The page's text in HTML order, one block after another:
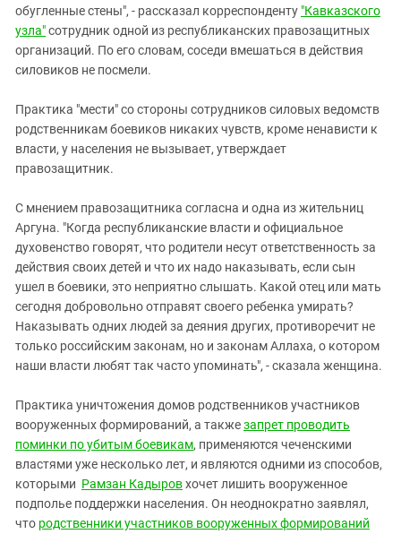
обугленные стены", - рассказал корреспонденту "Кавказского
узла"сотрудник одной из республиканских правозащитных
организаций. По его словам, соседи вмешаться в действия
силовиков не посмели.
Практика "мести" со стороны сотрудников силовых ведомств
родственникам боевиков никаких чувств, кроме ненависти к
власти, у населения не вызывает, утверждает
правозащитник.
С мнением правозащитника согласна и одна из жительниц
Аргуна. "Когда республиканские власти и официальное
духовенство говорят, что родители несут ответственность за
действия своих детей и что их надо наказывать, если сын
ушел в боевики, это неприятно слышать. Какой отец или мать
сегодня добровольно отправят своего ребенка умирать?
Наказывать одних людей за деяния других, противоречит не
только российским законам, но и законам Аллаха, о котором
наши власти любят так часто упоминать", - сказала женщина.
Практика уничтожения домов родственников участников
вооруженных формирований, а такжезапрет проводить
поминки по убитым боевикам, применяются чеченскими
властями уже несколько лет, и являются одними из способов,
которыми Рамзан Кадыровхочет лишить вооруженное
подполье поддержки населения. Он неоднократно заявлял,
что родственники участников вооруженных формирований